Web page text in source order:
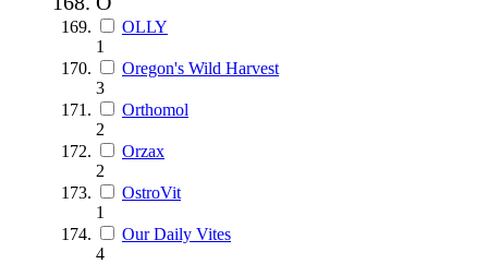
OLLY
1
Oregon's Wild Harvest
3
Orthomol
2
Orzax
2
OstroVit
1
Our Daily Vites
4